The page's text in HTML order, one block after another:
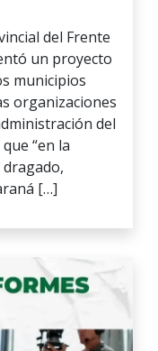
del Frente
un proyecto
municipios
organizaciones
del
“en la
[…]